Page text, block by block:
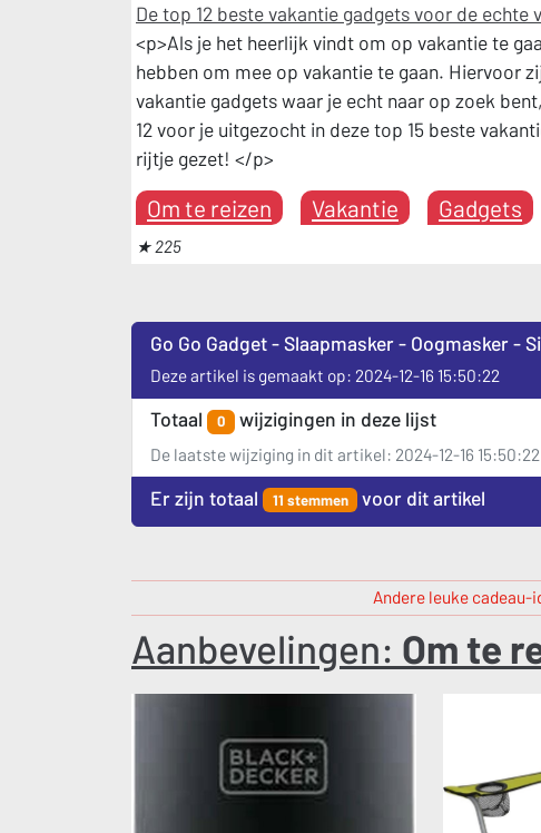
De top 12 beste vakantie gadgets voor de echte
<p>Als je het heerlijk vindt om op vakantie te
hebben om mee op vakantie te gaan. Hiervoor
vakantie gadgets waar je echt naar op zoek
12 voor je uitgezocht in deze top 15 beste
rijtje gezet! </p>
Om te reizen Vakantie Gadgets
★ 225
Go Go Gadget - Slaapmasker - Oogmasker -
Deze artikel is gemaakt op: 2024-12-16 15:50:22
Totaal 0 wijzigingen in deze lijst
De laatste wijziging in dit artikel: 2024-12-16 15:50:22
Er zijn totaal 11 stemmen voor dit artikel
Andere leuke cadeau-
Aanbevelingen: Om te